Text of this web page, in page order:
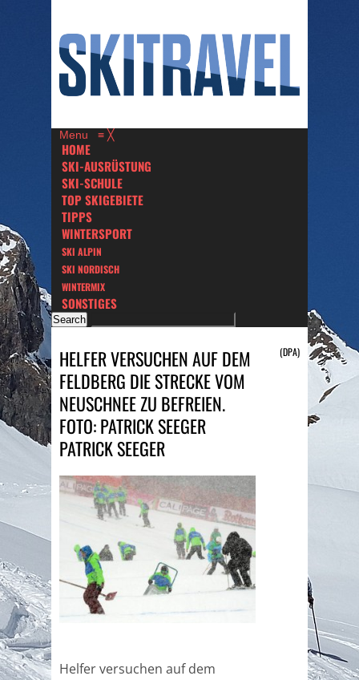
Menu ≡ ╳
HOME
SKI-AUSRÜSTUNG
SKI-SCHULE
TOP SKIGEBIETE
TIPPS
WINTERSPORT
SKI ALPIN
SKI NORDISCH
WINTERMIX
SONSTIGES
HELFER VERSUCHEN AUF DEM
FELDBERG DIE STRECKE VOM
NEUSCHNEE ZU BEFREIEN.
FOTO: PATRICK SEEGER
PATRICK SEEGER
(DPA)
Helfer versuchen auf dem